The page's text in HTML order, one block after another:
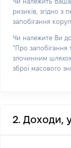
ризиків, згідно з
запобігання
Чи належите Ви до
“Про запобігання
злочинним
зброї масового
2. Доходи,